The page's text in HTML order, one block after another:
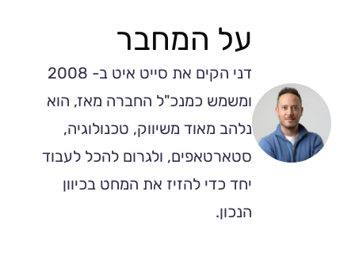
על המחבר
דני הקים את סייט איט ב- 2008
ומשמש כמנכ"ל החברה מאז, הוא
נלהב מאוד משיווק, טכנולוגיה,
סטארטאפים, ולגרום להכל לעבוד
יחד כדי להזיז את המחט בכיוון
הנכון.